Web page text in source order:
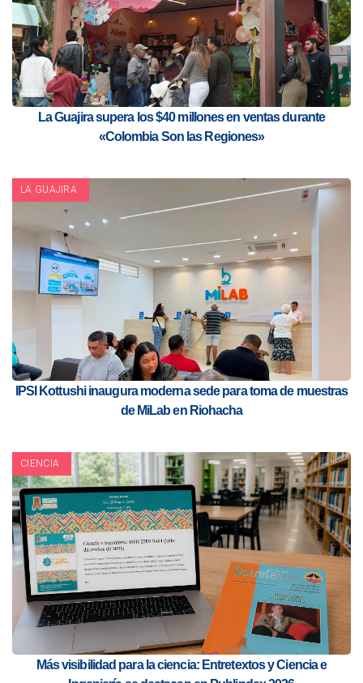
La Guajira supera los $40 millones en ventas durante
«Colombia Son las Regiones»
LA GUAJIRA
IPSI Kottushi inaugura moderna sede para toma de muestras
de MiLab en Riohacha
CIENCIA
Más visibilidad para la ciencia: Entretextos y Ciencia e